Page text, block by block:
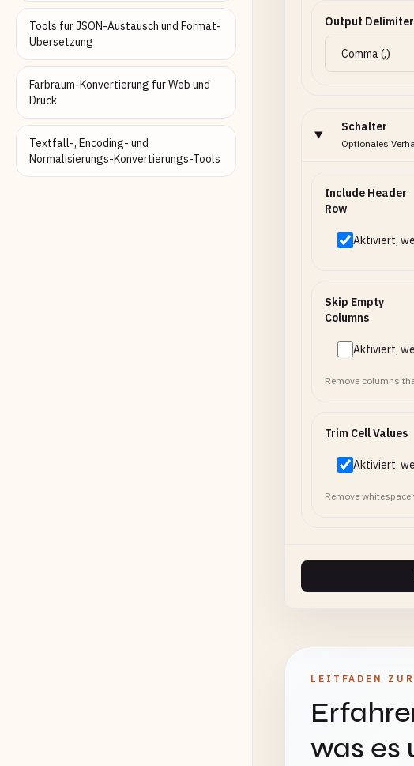
Tools fur JSON-Austausch und Format-
Ubersetzung
Farbraum-Konvertierung fur Web und
Druck
Textfall-, Encoding- und
Normalisierungs-Konvertierungs-Tools
Output Delimiter
Schalter
Optionales
Include Header
Row
Aktiviert,
Skip Empty
Columns
Aktiviert,
Remove columns
Trim Cell Values
Aktiviert,
Remove
LEITFADEN
was es